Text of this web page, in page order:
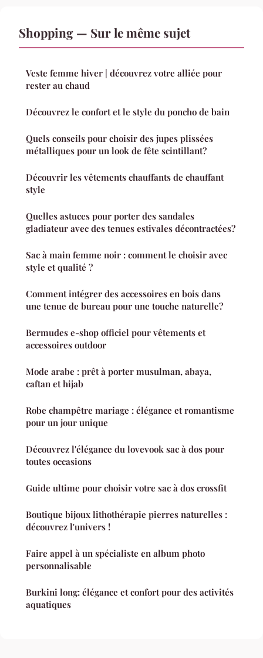
Shopping — Sur le même sujet
Veste femme hiver | découvrez votre alliée pour
rester au chaud
Découvrez le confort et le style du poncho de bain
Quels conseils pour choisir des jupes plissées
métalliques pour un look de fête scintillant?
Découvrir les vêtements chauffants de chauffant
style
Quelles astuces pour porter des sandales
gladiateur avec des tenues estivales décontractées?
Sac à main femme noir : comment le choisir avec
style et qualité ?
Comment intégrer des accessoires en bois dans
une tenue de bureau pour une touche naturelle?
Bermudes e-shop officiel pour vêtements et
accessoires outdoor
Mode arabe : prêt à porter musulman, abaya,
caftan et hijab
Robe champêtre mariage : élégance et romantisme
pour un jour unique
Découvrez l'élégance du lovevook sac à dos pour
toutes occasions
Guide ultime pour choisir votre sac à dos crossfit
Boutique bijoux lithothérapie pierres naturelles :
découvrez l'univers !
Faire appel à un spécialiste en album photo
personnalisable
Burkini long: élégance et confort pour des activités
aquatiques